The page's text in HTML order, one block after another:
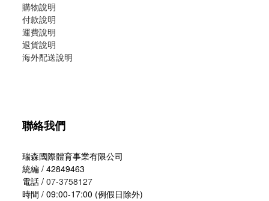
購物說明
付款說明
運費說明
退貨說明
海外配送說明
聯絡我們
瑞森國際體育事業有限公司
統編 / 42849463
電話 / 07-3758127
時間 / 09:00-17:00 (例假日除外)